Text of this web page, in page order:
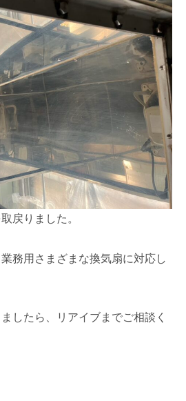
戻りました。
務用さまざまな換気扇に対応し
したら、リアイブまでご相談く